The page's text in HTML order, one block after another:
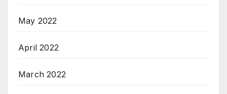
May 2022
April 2022
March 2022